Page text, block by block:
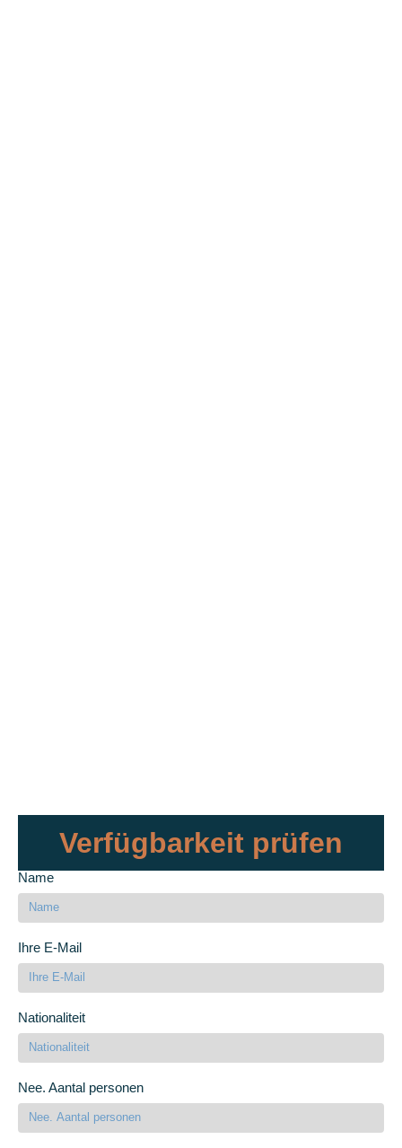
Verfügbarkeit prüfen
Name
Ihre E-Mail
Nationaliteit
Nee. Aantal personen